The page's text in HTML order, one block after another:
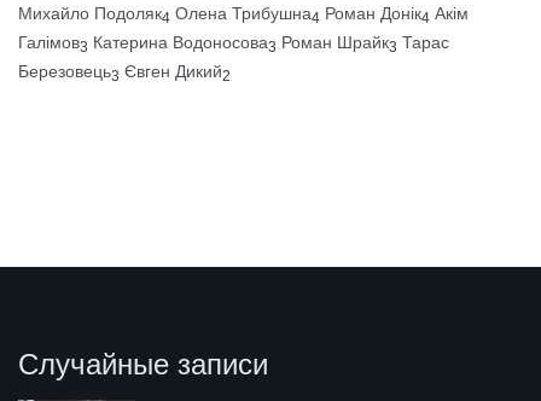
Михайло Подоляк4 Олена Трибушна4 Роман Донік4 Акім
Галімов3 Катерина Водоносова3 Роман Шрайк3 Тарас
Березовець3 Євген Дикий2
Случайные записи